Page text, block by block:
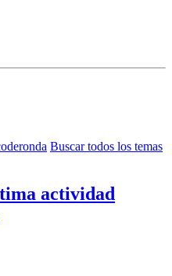
Buscar todos los temas
actividad